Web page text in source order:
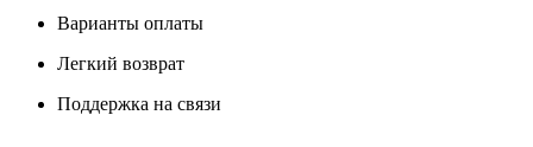
Варианты оплаты
Легкий возврат
Поддержка на связи